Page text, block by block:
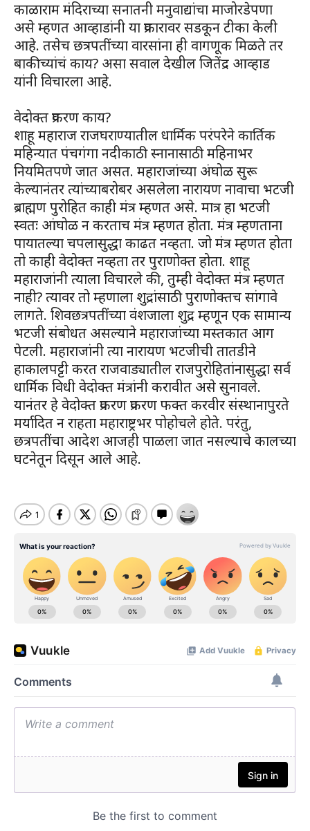
काळाराम मंदिराच्या सनातनी मनुवाद्यांचा माजोरडेपणा
असे म्हणत आव्हाडांनी या प्रकारावर सडकून टीका केली
आहे. तसेच छत्रपतींच्या वारसांना ही वागणूक मिळते तर
बाकीच्यांचं काय? असा सवाल देखील जितेंद्र आव्हाड
यांनी विचारला आहे.
वेदोक्त प्रकरण काय?
शाहू महाराज राजघराण्यातील धार्मिक परंपरेने कार्तिक
महिन्यात पंचगंगा नदीकाठी स्नानासाठी महिनाभर
नियमितपणे जात असत. महाराजांच्या अंघोळ सुरू
केल्यानंतर त्यांच्याबरोबर असलेला नारायण नावाचा भटजी
ब्राह्मण पुरोहित काही मंत्र म्हणत असे. मात्र हा भटजी
स्वतः आंघोळ न करताच मंत्र म्हणत होता. मंत्र म्हणताना
पायातल्या चपलासुद्धा काढत नव्हता. जो मंत्र म्हणत होता
तो काही वेदोक्त नव्हता तर पुराणोक्त होता. शाहू
महाराजांनी त्याला विचारले की, तुम्ही वेदोक्त मंत्र म्हणत
नाही? त्यावर तो म्हणाला शुद्रांसाठी पुराणोक्तच सांगावे
लागते. शिवछत्रपतींच्या वंशजाला शुद्र म्हणून एक सामान्य
भटजी संबोधत असल्याने महाराजांच्या मस्तकात आग
पेटली. महाराजांनी त्या नारायण भटजीची तातडीने
हाकालपट्टी करत राजवाड्यातील राजपुरोहितांनासुद्धा सर्व
धार्मिक विधी वेदोक्त मंत्रांनी करावीत असे सुनावले.
यानंतर हे वेदोक्त प्रकरण प्रकरण फक्त करवीर संस्थानापुरते
मर्यादित न राहता महाराष्ट्रभर पोहोचले होते. परंतु,
छत्रपतींचा आदेश आजही पाळला जात नसल्याचे कालच्या
घटनेतून दिसून आले आहे.